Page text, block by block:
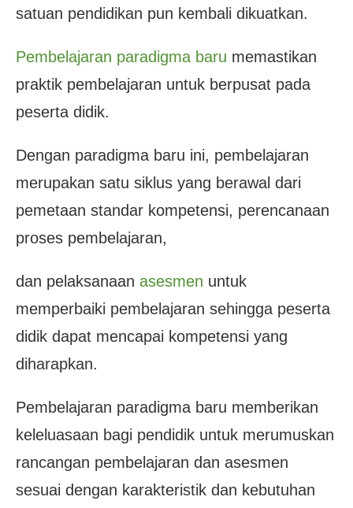
satuan pendidikan pun kembali dikuatkan.
Pembelajaran paradigma baru memastikan
praktik pembelajaran untuk berpusat pada
peserta didik.
Dengan paradigma baru ini, pembelajaran
merupakan satu siklus yang berawal dari
pemetaan standar kompetensi, perencanaan
proses pembelajaran,
dan pelaksanaan asesmen untuk
memperbaiki pembelajaran sehingga peserta
didik dapat mencapai kompetensi yang
diharapkan.
Pembelajaran paradigma baru memberikan
keleluasaan bagi pendidik untuk merumuskan
rancangan pembelajaran dan asesmen
sesuai dengan karakteristik dan kebutuhan